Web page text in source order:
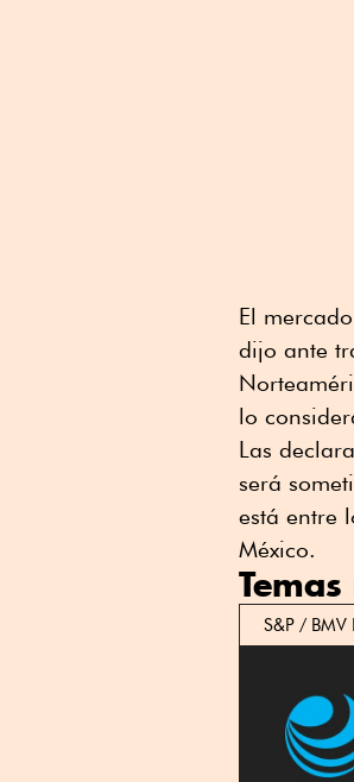
El
dijo ante
lo
Las
será
está entre
México.
S&P / BMV